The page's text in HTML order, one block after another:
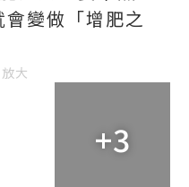
變做「增肥之
大
+3